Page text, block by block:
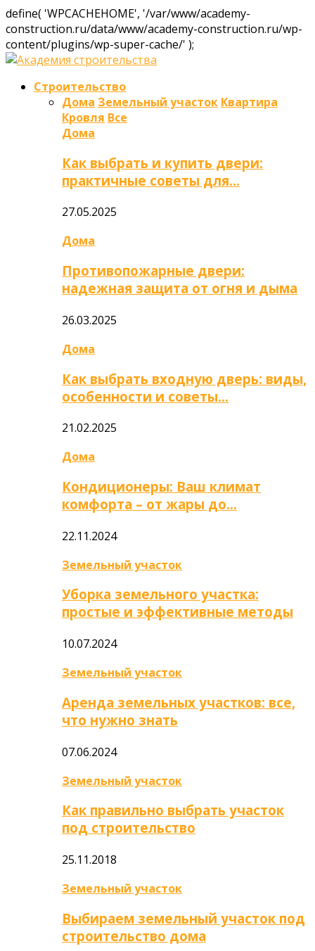
define( 'WPCACHEHOME', '/var/www/academy-
construction.ru/data/www/academy-construction.ru/wp-
content/plugins/wp-super-cache/' );
Строительство
Дома Земельный участок Квартира
Кровля Все
Дома
Как выбрать и купить двери:
практичные советы для…
27.05.2025
Дома
Противопожарные двери:
надежная защита от огня и дыма
26.03.2025
Дома
Как выбрать входную дверь: виды,
особенности и советы…
21.02.2025
Дома
Кондиционеры: Ваш климат
комфорта – от жары до…
22.11.2024
Земельный участок
Уборка земельного участка:
простые и эффективные методы
10.07.2024
Земельный участок
Аренда земельных участков: все,
что нужно знать
07.06.2024
Земельный участок
Как правильно выбрать участок
под строительство
25.11.2018
Земельный участок
Выбираем земельный участок под
строительство дома